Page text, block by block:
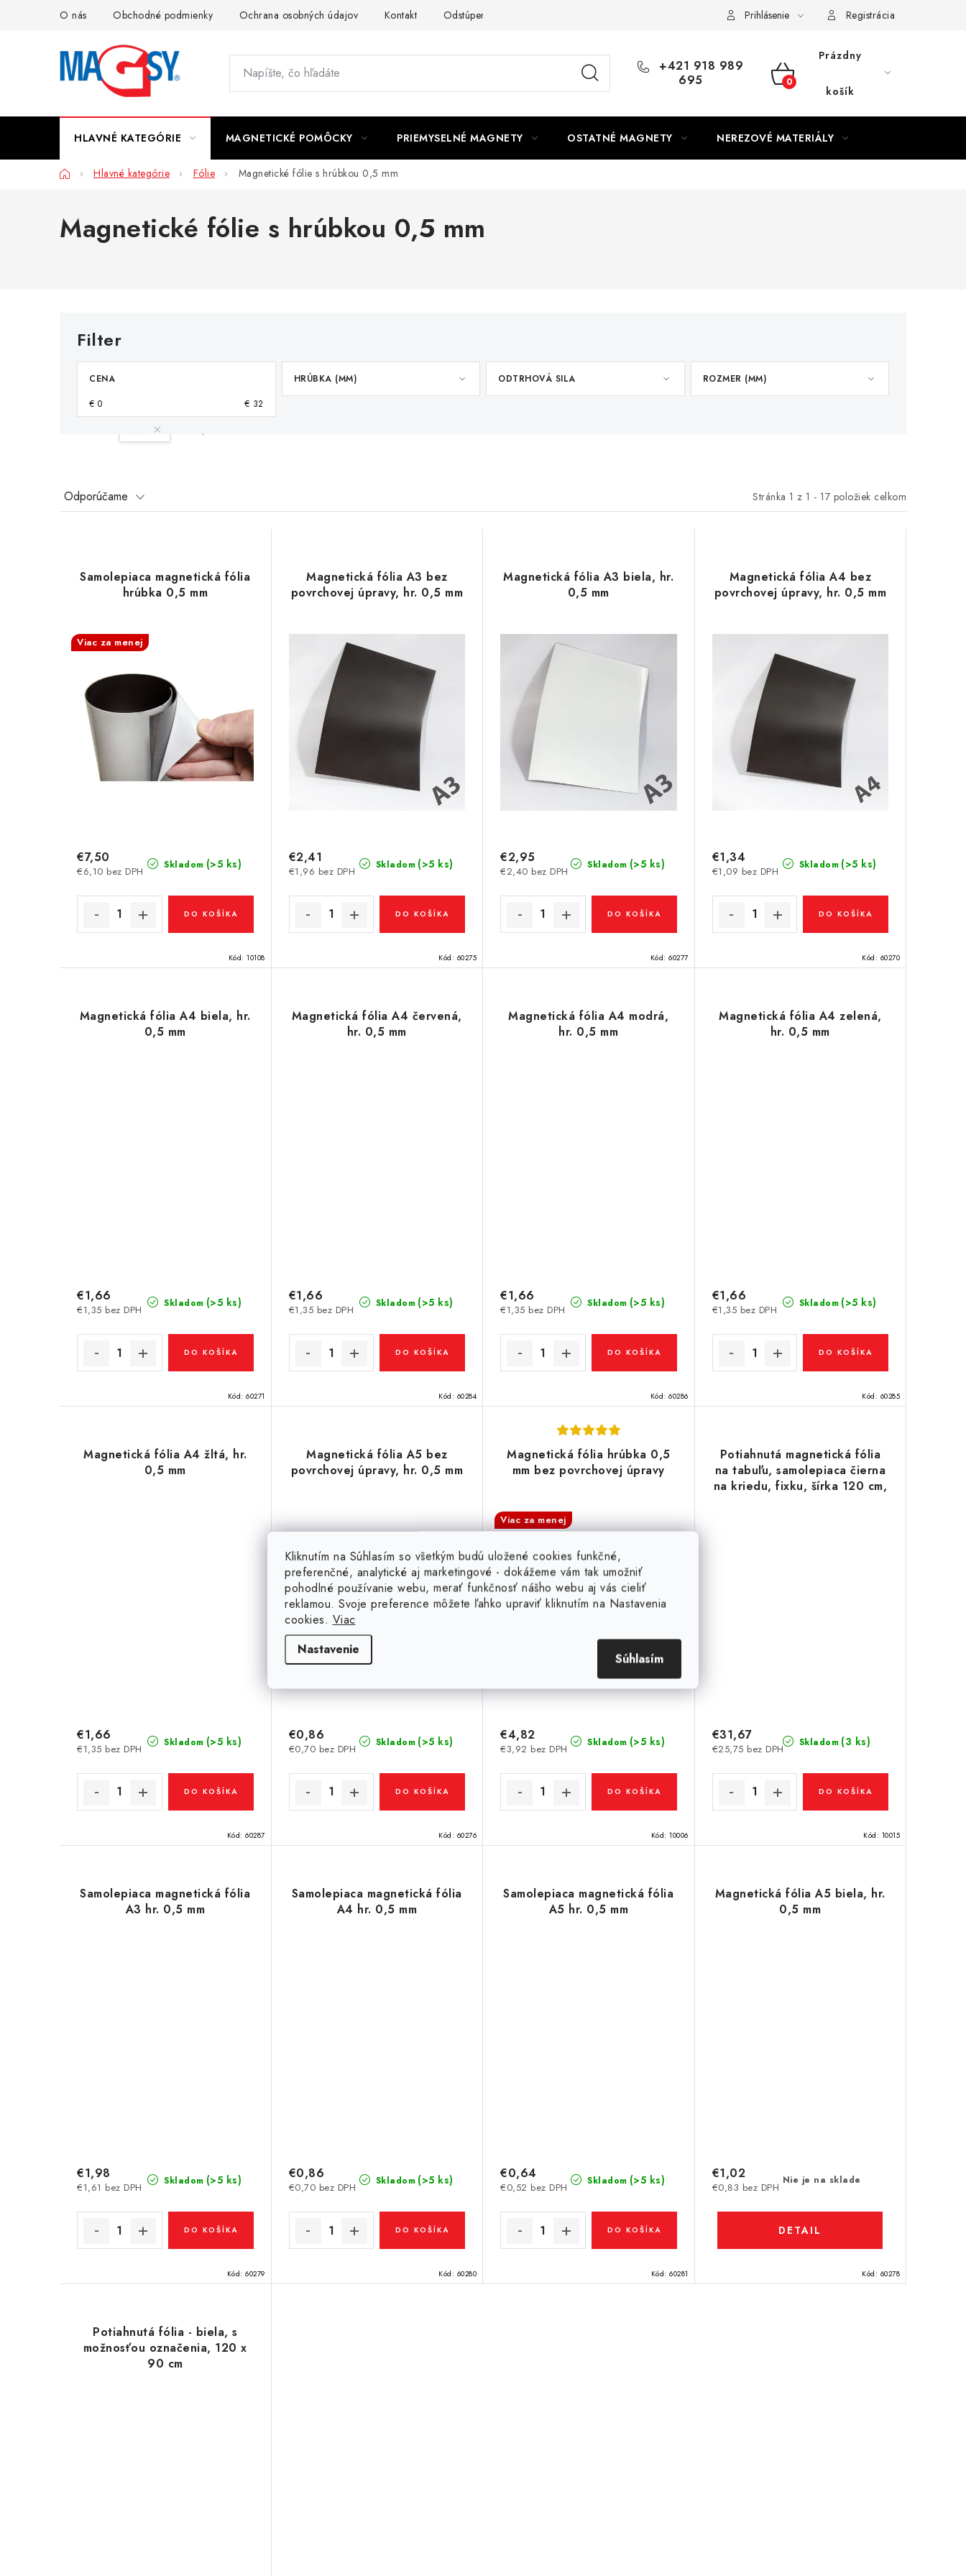
Kliknutím na Súhlasím so všetkým budú uložené cookies funkčné,
preferenčné, analytické aj marketingové - dokážeme vám tak umožniť
pohodlné používanie webu, merať funkčnosť nášho webu aj vás cieliť
reklamou. Svoje preference môžete ľahko upraviť kliknutím na Nastavenia
cookies. Viac
Nastavenie
Súhlasím
O nás Obchodné podmienky Ochrana osobných údajov Kontakt Odstúpenie od zmluvy Prihlásenie Registrácia
+421 918 989
695
NÁKUPNÝ
Prázdny
košík
HLAVNÉ KATEGÓRIE MAGNETICKÉ POMÔCKY PRIEMYSELNÉ MAGNETY OSTATNÉ MAGNETY NEREZOVÉ MATERIÁLY
DomovHlavné kategórie Fólie Magnetické fólie s hrúbkou 0,5 mm
Magnetické fólie s hrúbkou 0,5 mm
CENA
€ 0 € 32
HRÚBKA (MM) ODTRHOVÁ SILA ROZMER (MM)
Stránka 1 z 1 - 17 položiek celkom
R
Odporúčame
Samolepiaca magnetická fólia
hrúbka 0,5 mm
Viac za menej
Skladom (>5 ks)
€6,10 bez DPH
€7,50
DO KOŠÍKA
Kód: 10108
Magnetická fólia A3 bez
povrchovej úpravy, hr. 0,5 mm
Skladom (>5 ks)
€1,96 bez DPH
€2,41
DO KOŠÍKA
Kód: 60275
Magnetická fólia A3 biela, hr.
0,5 mm
Skladom (>5 ks)
€2,40 bez DPH
€2,95
DO KOŠÍKA
Kód: 60277
Magnetická fólia A4 bez
povrchovej úpravy, hr. 0,5 mm
Skladom (>5 ks)
€1,09 bez DPH
€1,34
DO KOŠÍKA
Kód: 60270
Magnetická fólia A4 biela, hr.
0,5 mm
Skladom (>5 ks)
€1,35 bez DPH
€1,66
DO KOŠÍKA
Kód: 60271
Magnetická fólia A4 červená,
hr. 0,5 mm
Skladom (>5 ks)
€1,35 bez DPH
€1,66
DO KOŠÍKA
Kód: 60284
Magnetická fólia A4 modrá,
hr. 0,5 mm
Skladom (>5 ks)
€1,35 bez DPH
€1,66
DO KOŠÍKA
Kód: 60286
Magnetická fólia A4 zelená,
hr. 0,5 mm
Skladom (>5 ks)
€1,35 bez DPH
€1,66
DO KOŠÍKA
Kód: 60285
Magnetická fólia A4 žltá, hr.
0,5 mm
Skladom (>5 ks)
€1,35 bez DPH
€1,66
DO KOŠÍKA
Kód: 60287
Magnetická fólia A5 bez
povrchovej úpravy, hr. 0,5 mm
Skladom (>5 ks)
€0,70 bez DPH
€0,86
DO KOŠÍKA
Kód: 60276
Magnetická fólia hrúbka 0,5
mm bez povrchovej úpravy
Viac za menej
Skladom (>5 ks)
€3,92 bez DPH
€4,82
DO KOŠÍKA
Kód: 10006
Potiahnutá magnetická fólia
na tabuľu, samolepiaca čierna
na kriedu, fixku, šírka 120 cm,
Skladom (3 ks)
€25,75 bez DPH
€31,67
DO KOŠÍKA
Kód: 10015
Samolepiaca magnetická fólia
A3 hr. 0,5 mm
Skladom (>5 ks)
€1,61 bez DPH
€1,98
DO KOŠÍKA
Kód: 60279
Samolepiaca magnetická fólia
A4 hr. 0,5 mm
Skladom (>5 ks)
€0,70 bez DPH
€0,86
DO KOŠÍKA
Kód: 60280
Samolepiaca magnetická fólia
A5 hr. 0,5 mm
Skladom (>5 ks)
€0,52 bez DPH
€0,64
DO KOŠÍKA
Kód: 60281
Magnetická fólia A5 biela, hr.
0,5 mm
Nie je na sklade
€0,83 bez DPH
€1,02
DETAIL
Kód: 60278
Potiahnutá fólia - biela, s
možnosťou označenia, 120 x
90 cm